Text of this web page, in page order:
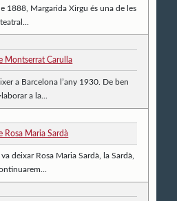
1888, Margarida Xirgu és una de les
Montserrat Carulla
a Barcelona l’any 1930. De ben
a la...
Rosa Maria Sardà
deixar Rosa Maria Sardà, la Sardà,